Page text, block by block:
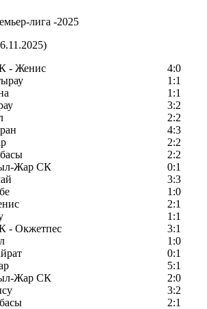
лига -2025
- Женис
4:0
1:1
1:1
3:2
2:2
4:3
2:2
2:2
Жар СК
0:1
3:3
1:0
2:1
1:1
- Окжетпес
3:1
1:0
0:1
5:1
Жар СК
2:0
3:2
2:1